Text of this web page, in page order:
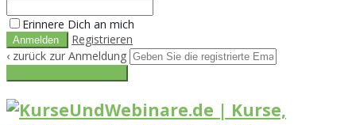
Erinnere Dich an mich
Registrieren
‹ zurück zur Anmeldung